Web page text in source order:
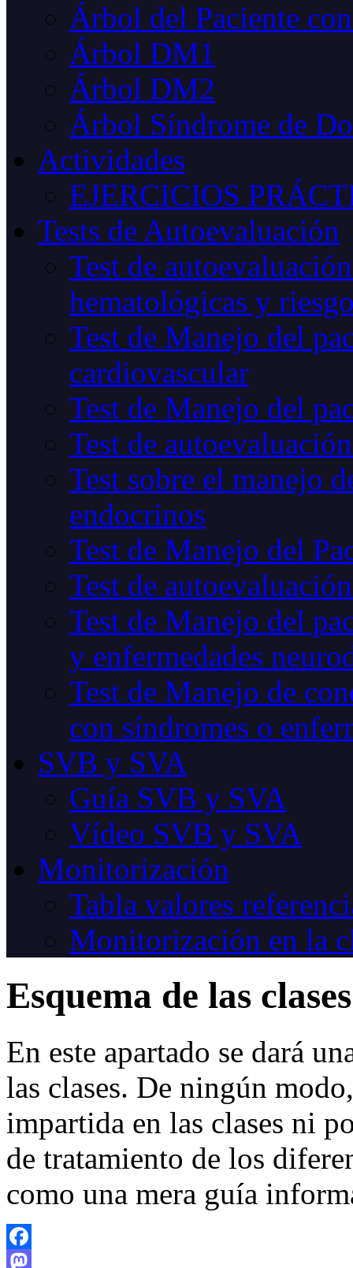
Árbol del Paciente
Árbol DM1
Árbol DM2
Árbol Síndrome de
Actividades
EJERCICIOS
Tests de Autoevaluación
Test de
hematológicas y
Test de Manejo del
cardiovascular
Test de Manejo del
Test de
Test sobre el manejo
endocrinos
Test de Manejo del
Test de
Test de Manejo del
y enfermedades
Test de Manejo de
con síndromes o
SVB y SVA
Guía SVB y SVA
Vídeo SVB y SVA
Monitorización
Tabla valores
Monitorización en la
Esquema de las clases
En este apartado se dará
las clases. De ningún
impartida en las clases ni
de tratamiento de los
como una mera guía
Facebook